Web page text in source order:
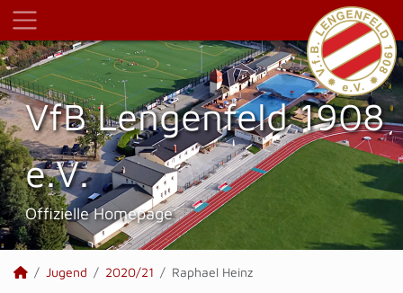
VfB Lengenfeld 1908
e.V.
Offizielle Homepage
Jugend 2020/21 Raphael Heinz